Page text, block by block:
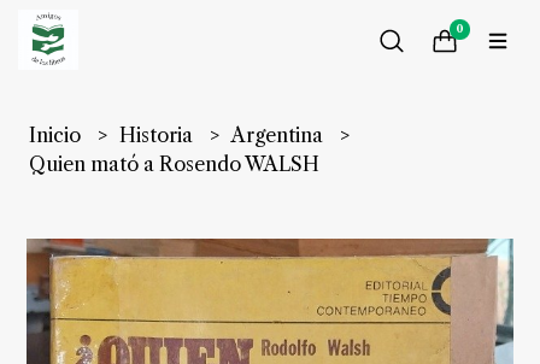
0
Inicio Historia
Argentina
Quien mató a Rosendo WALSH